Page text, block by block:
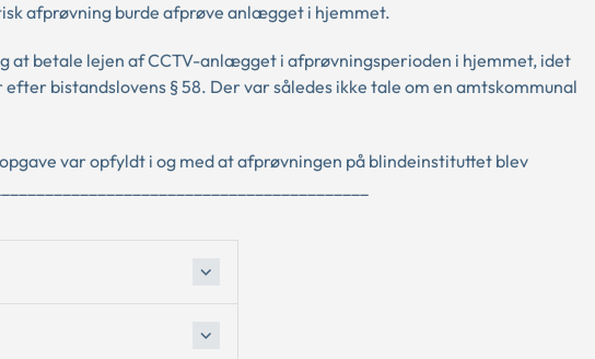
afprøvning burde afprøve anlægget i hjemmet.
at betale lejen af CCTV-anlægget i afprøvningsperioden i hjemmet, idet
bistandslovens § 58. Der var således ikke tale om en amtskommunal
var opfyldt i og med at afprøvningen på blindeinstituttet blev